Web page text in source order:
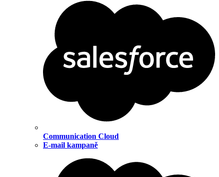
Communication Cloud
E-mail kampaně